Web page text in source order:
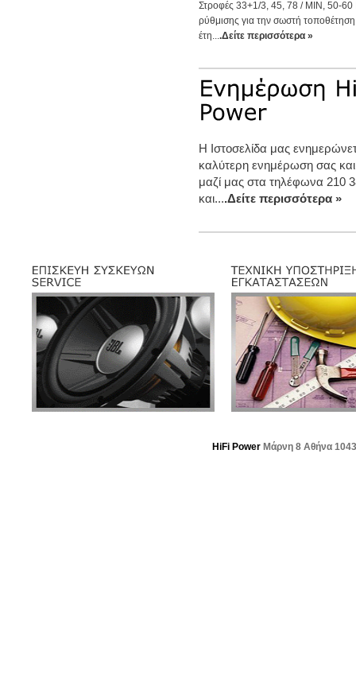
Στροφές 33+1/3, 45, 78 / MIN, 50-60
ρύθμισης για την σωστή
έτη....Δείτε περισσότερα »
Η Ιστοσελίδα μας
καλύτερη ενημέρωση σας
μαζί μας στα τηλέφωνα 210
και....Δείτε περισσότερα »
HiFi Power Μάρνη 8 Αθήνα